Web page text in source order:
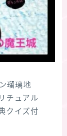
瑠璃地
チュアル
クイズ付